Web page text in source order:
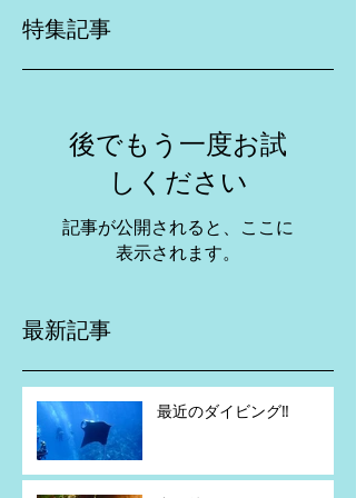
特集記事
後でもう一度お試
しください
記事が公開されると、ここに
表示されます。
最新記事
最近のダイビング‼️